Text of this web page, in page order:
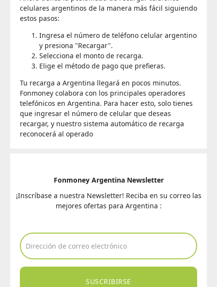
celulares argentinos de la manera más fácil siguiendo
estos pasos:
Ingresa el número de teléfono celular argentino
y presiona "Recargar".
Selecciona el monto de recarga.
Elige el método de pago que prefieras.
Tu recarga a Argentina llegará en pocos minutos.
Fonmoney colabora con los principales operadores
telefónicos en Argentina. Para hacer esto, solo tienes
que ingresar el número de celular que deseas
recargar, y nuestro sistema automático de recarga
reconocerá al operado
Fonmoney Argentina Newsletter
¡Inscríbase a nuestra Newsletter! Reciba en su correo las
mejores ofertas para Argentina :
SUSCRIBIRSE